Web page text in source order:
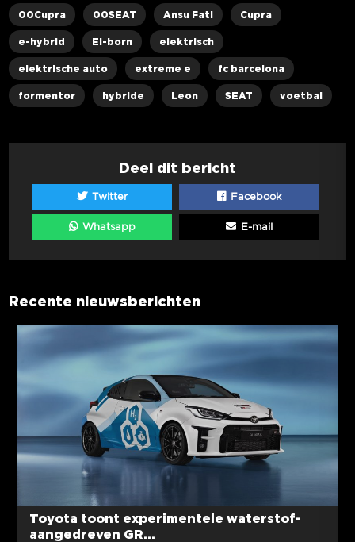
00Cupra 00SEAT Ansu Fati Cupra
e-hybrid El-born elektrisch
elektrische auto extreme e fc barcelona
formentor hybride Leon SEAT voetbal
Deel dit bericht
Twitter Facebook
Whatsapp E-mail
Recente nieuwsberichten
Toyota toont experimentele waterstof-
aangedreven GR...